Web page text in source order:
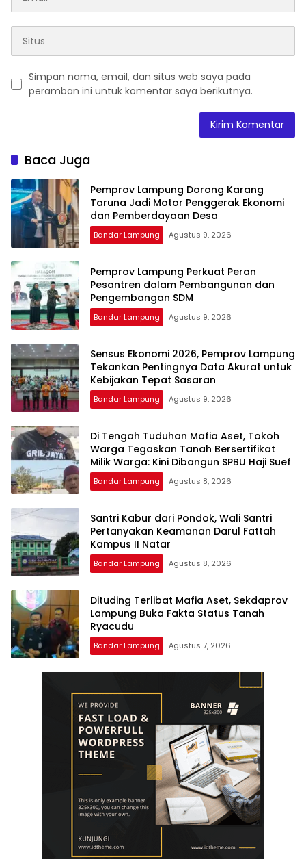
Simpan nama, email, dan situs web saya pada
peramban ini untuk komentar saya berikutnya.
Baca Juga
Pemprov Lampung Dorong Karang
Taruna Jadi Motor Penggerak Ekonomi
dan Pemberdayaan Desa
Bandar Lampung Agustus 9, 2026
Pemprov Lampung Perkuat Peran
Pesantren dalam Pembangunan dan
Pengembangan SDM
Bandar Lampung Agustus 9, 2026
Sensus Ekonomi 2026, Pemprov Lampung
Tekankan Pentingnya Data Akurat untuk
Kebijakan Tepat Sasaran
Bandar Lampung Agustus 9, 2026
Di Tengah Tuduhan Mafia Aset, Tokoh
Warga Tegaskan Tanah Bersertifikat
Milik Warga: Kini Dibangun SPBU Haji Suef
Bandar Lampung Agustus 8, 2026
Santri Kabur dari Pondok, Wali Santri
Pertanyakan Keamanan Darul Fattah
Kampus II Natar
Bandar Lampung Agustus 8, 2026
Dituding Terlibat Mafia Aset, Sekdaprov
Lampung Buka Fakta Status Tanah
Ryacudu
Bandar Lampung Agustus 7, 2026